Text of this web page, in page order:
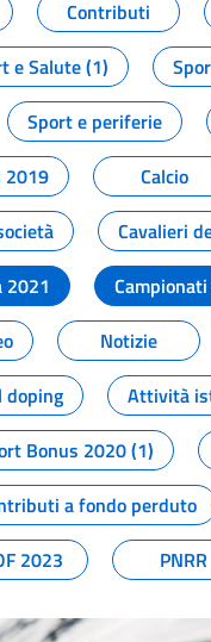
Contributi
e Salute (1)
Sport e periferie
2019 Calcio
Cavalieri
2021
Notizie
doping Attività
Bonus 2020 (1)
a fondo perduto
2023 PNRR